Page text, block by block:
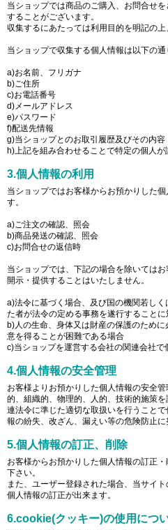
当ショップでは商品のご購入、お問合せ
することがございます。
収集するにあたっては利用目的を明記の上
当ショップで収集する個人情報は以下の通
a)お名前、フリガナ
b)ご住所
c)お電話番号
d)メールアドレス
e)パスワード
f)配送先情報
g)当ショップとのお取引履歴及びその内容
h)上記を組み合わせることで特定の個人が
3.個人情報の利用
当ショップではお客様からお預かりした
す。
a)ご注文の確認、照会
b)商品発送の確認、照会
c)お問合せの返信時
当ショップでは、下記の場合を除いては
開示・提供することはいたしません。
a)法令に基づく場合、及び国の機関若し
た者が法令の定める事務を遂行すること
b)人の生命、身体又は財産の保護のため
意を得ることが困難である場合
c)当ショップを運営する会社の関連会社
4.個人情報の安全管理
お客様よりお預かりした個人情報の安全
的、組織的、物理的、人的、技術的施策
連法令に準じた適切な取扱いを行うこと
報の紛失、改ざん、漏えい等の危険防止に
5.個人情報の訂正、削除
お客様からお預かりした個人情報の訂正
下さい。
また、ユーザー登録された場合、当サイ
個人情報の訂正が出来ます。
6.cookie(クッキー)の使用につ